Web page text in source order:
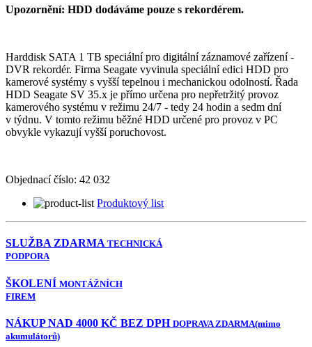
Upozornění: HDD dodáváme pouze s rekordérem.
Harddisk SATA 1 TB speciální pro digitální záznamové zařízení -
DVR rekordér. Firma Seagate vyvinula speciální edici HDD pro
kamerové systémy s vyšší tepelnou i mechanickou odolností. Řada
HDD Seagate SV 35.x je přímo určena pro nepřetržitý provoz
kamerového systému v režimu 24/7 - tedy 24 hodin a sedm dní
v týdnu. V tomto režimu běžné HDD určené pro provoz v PC
obvykle vykazují vyšší poruchovost.
Objednací číslo: 42 032
Produktový list
SLUŽBA ZDARMA TECHNICKÁ
PODPORA
ŠKOLENÍ MONTÁŽNÍCH
FIREM
NÁKUP NAD 4000 KČ BEZ DPH DOPRAVA ZDARMA(mimo
akumulátorů)